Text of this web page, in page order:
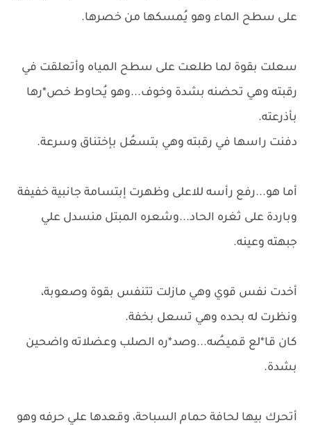
على سطح الماء وهو يُمسكها من خصرها.
سعلت بقوة لما طلعت على سطح المياه وأتعلقت في
رقبته وهي تحضنه بشدة وخوف...وهو يُحاوط خص*رها
بأذرعته.
دفنت راسها في رقبته وهي بتسعُل بإختناق وسرعة.
أما هو...رفع رأسه للاعلى وظهرت إبتسامة جانبية خفيفة
وباردة على ثغره الحاد...وشعره المبتل منسدل علي
جبهته وعينه.
أخدت نفس قوي وهي مازلت تتنفس بقوة وصعوبة،
ونظرت له بحده وهي تسعل بخفة.
كان قا*لع قميصُه...وصد*ره الصلب وعضلاته واضحين
بشدة.
أتحرك بيها لحافة حمام السباحة، وقعدها علي حرفه وهو